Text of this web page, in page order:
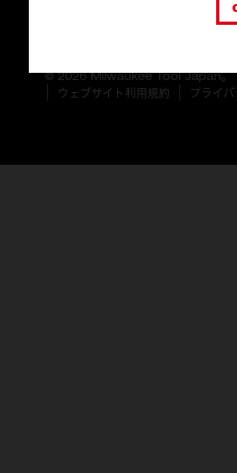
© 2026 Milwaukee Tool Japan。
ウェブサイト利用規約
プライ